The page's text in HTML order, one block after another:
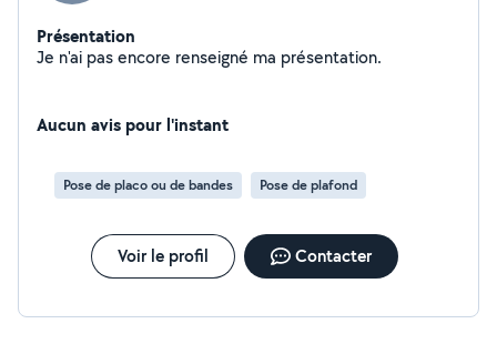
Présentation
Je n'ai pas encore renseigné ma présentation.
Aucun avis pour l'instant
Pose de placo ou de bandes Pose de plafond
Voir le profil Contacter